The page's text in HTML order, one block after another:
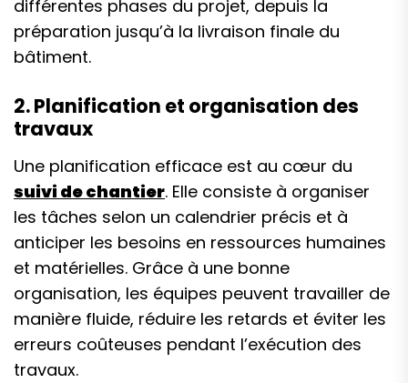
différentes phases du projet, depuis la
préparation jusqu’à la livraison finale du
bâtiment.
2. Planification et organisation des
travaux
Une planification efficace est au cœur du
suivi de chantier. Elle consiste à organiser
les tâches selon un calendrier précis et à
anticiper les besoins en ressources humaines
et matérielles. Grâce à une bonne
organisation, les équipes peuvent travailler de
manière fluide, réduire les retards et éviter les
erreurs coûteuses pendant l’exécution des
travaux.